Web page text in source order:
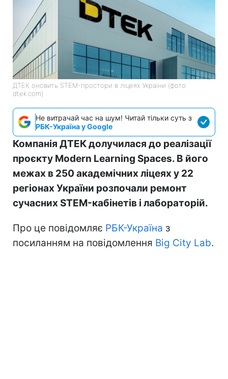
ДТЕК оновить STEM-простори в ліцеях України (фото:
dtek.com)
Не витрачай час на шум! Читай тільки суть з
РБК-Україна у Google
Компанія ДТЕК долучилася до реалізації
проєкту Modern Learning Spaces. В його
межах в 250 академічних ліцеях у 22
регіонах України розпочали ремонт
сучасних STEM-кабінетів і лабораторій.
Про це повідомляє РБК-Україна з
посиланням на повідомлення Big City Lab.